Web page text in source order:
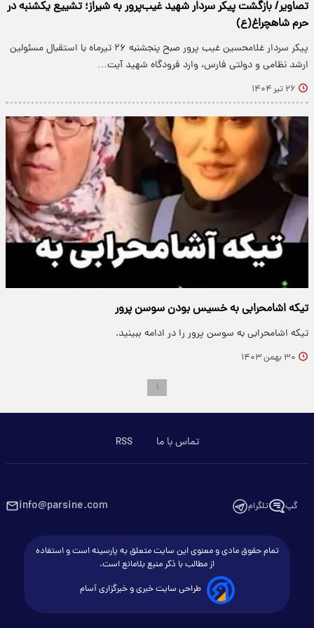
تصاویر/ بازگشت پیکر سردار شهید غیب‌پرور به شیراز؛ تشییع یکشنبه در
حرم شاهچراغ(ع)
پیکر سردار غلامحسین غیب پرور صبح پنجشنبه ۲۶ تیرماه با استقبال مسئولین
ارشد نظامی و دولتی فارس، وارد فرودگاه شهید آیت…
۲۶ تیر ۱۴۰۴
تیکه اشامحرابی به خسیس بودن سوسن پرور
تیکه اشامحرابی به سوسن پرور را در ادامه ببینید.
۳۰ بهمن ۱۴۰۳
۱
تماس با ما RSS
گپ تلگرام info@parsine.com
تمام حقوق مادی و معنوی این سایت متعلق به پارسینه است و استفاده
از مطالب با ذکر منبع بلامانع است.
طراحی سایت خبری و خبرگزاری آسام